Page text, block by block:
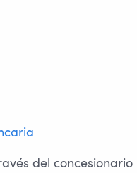
del concesionario